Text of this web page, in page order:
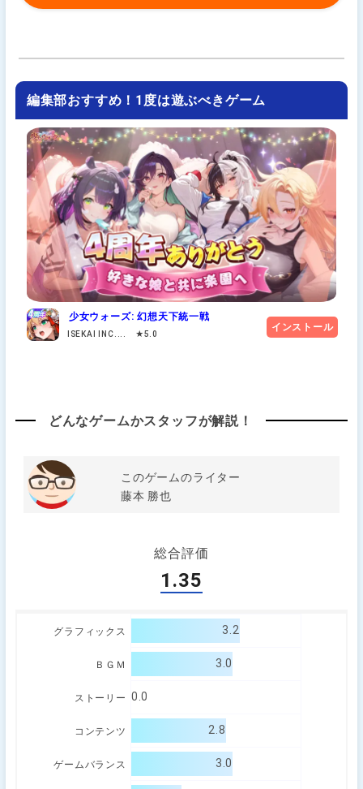
編集部おすすめ！1度は遊ぶべきゲーム
少女ウォーズ: 幻想天下統一戦
ISEKAI INC.... ★5.0
インストール
どんなゲームかスタッフが解説！
このゲームのライター
藤本 勝也
総合評価
1.35
グラフィックス 3.2
ＢＧＭ 3.0
ストーリー 0.0
コンテンツ 2.8
ゲームバランス 3.0